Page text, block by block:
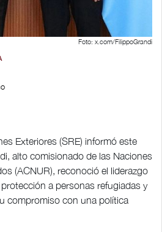
Foto: x.com/FilippoGrandi
Exteriores (SRE) informó este
alto comisionado de las Naciones
(ACNUR), reconoció el liderazgo
a personas refugiadas y
compromiso con una política